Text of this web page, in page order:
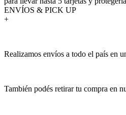
ENVÍOS & PICK UP
+
Realizamos envíos a todo el país en
También podés retirar tu compra en